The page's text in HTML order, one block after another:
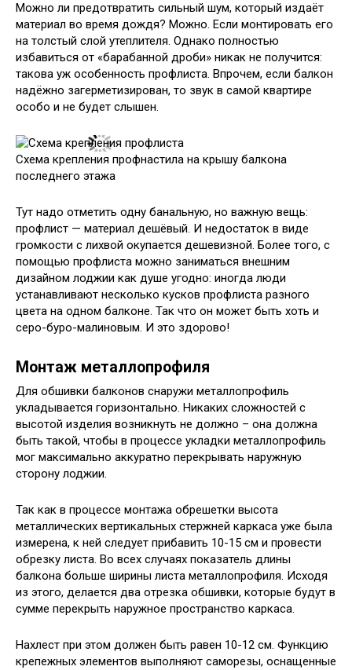
Можно ли предотвратить сильный шум, который издаёт
материал во время дождя? Можно. Если монтировать его
на толстый слой утеплителя. Однако полностью
избавиться от «барабанной дроби» никак не получится:
такова уж особенность профлиста. Впрочем, если балкон
надёжно загерметизирован, то звук в самой квартире
особо и не будет слышен.
Схема крепления профнастила на крышу балкона
последнего этажа
Тут надо отметить одну банальную, но важную вещь:
профлист — материал дешёвый. И недостаток в виде
громкости с лихвой окупается дешевизной. Более того, с
помощью профлиста можно заниматься внешним
дизайном лоджии как душе угодно: иногда люди
устанавливают несколько кусков профлиста разного
цвета на одном балконе. Так что он может быть хоть и
серо-буро-малиновым. И это здорово!
Монтаж металлопрофиля
Для обшивки балконов снаружи металлопрофиль
укладывается горизонтально. Никаких сложностей с
высотой изделия возникнуть не должно – она должна
быть такой, чтобы в процессе укладки металлопрофиль
мог максимально аккуратно перекрывать наружную
сторону лоджии.
Так как в процессе монтажа обрешетки высота
металлических вертикальных стержней каркаса уже была
измерена, к ней следует прибавить 10-15 см и провести
обрезку листа. Во всех случаях показатель длины
балкона больше ширины листа металлопрофиля. Исходя
из этого, делается два отрезка обшивки, которые будут в
сумме перекрыть наружное пространство каркаса.
Нахлест при этом должен быть равен 10-12 см. Функцию
крепежных элементов выполняют саморезы, оснащенные